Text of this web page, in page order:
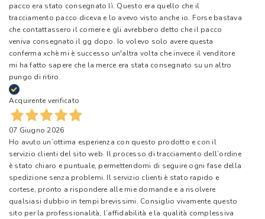
pacco era stato consegnato lì. Questo era quello che il
tracciamento pacco diceva e lo avevo visto anche io. Forse bastava
che contattassero il corriere e gli avrebbero detto che il pacco
veniva consegnato il gg dopo. Io volevo solo avere questa
conferma xchè mi è successo un'altra volta che invece il venditore
mi ha fatto sapere che la merce era stata consegnato su un altro
pungo di ritiro.
Acquirente verificato
07 Giugno 2026
Ho avuto un’ottima esperienza con questo prodotto e con il
servizio clienti del sito web. Il processo di tracciamento dell’ordine
è stato chiaro e puntuale, permettendomi di seguire ogni fase della
spedizione senza problemi. Il servizio clienti è stato rapido e
cortese, pronto a rispondere alle mie domande e a risolvere
qualsiasi dubbio in tempi brevissimi. Consiglio vivamente questo
sito per la professionalità, l’affidabilità e la qualità complessiva